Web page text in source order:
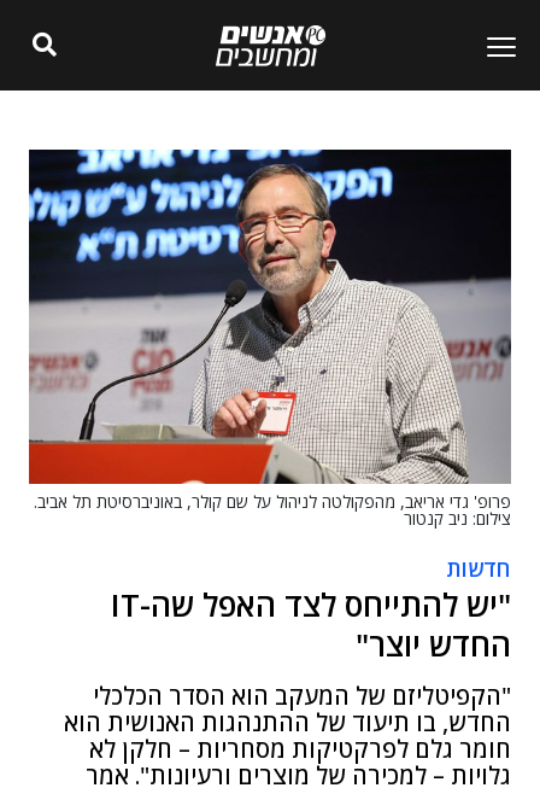
פרופ' גדי אריאב, מהפקולטה לניהול על שם קולר, באוניברסיטת תל אביב.
צילום: ניב קנטור
חדשות
"יש להתייחס לצד האפל שה-IT
החדש יוצר"
"הקפיטליזם של המעקב הוא הסדר הכלכלי
החדש, בו תיעוד של ההתנהגות האנושית הוא
חומר גלם לפרקטיקות מסחריות – חלקן לא
גלויות – למכירה של מוצרים ורעיונות". אמר